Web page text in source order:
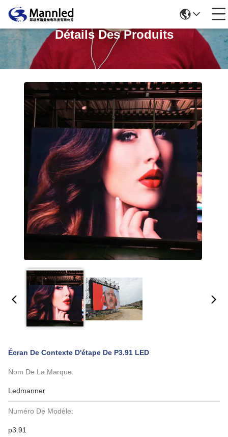
Détails Des Produits
Écran De Contexte D'étape De P3.91 LED
Nom De La Marque:
Ledmanner
Numéro De Modèle:
p3.91